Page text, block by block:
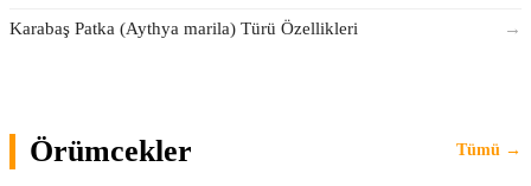
Karabaş Patka (Aythya marila) Türü Özellikleri →
Örümcekler Tümü →